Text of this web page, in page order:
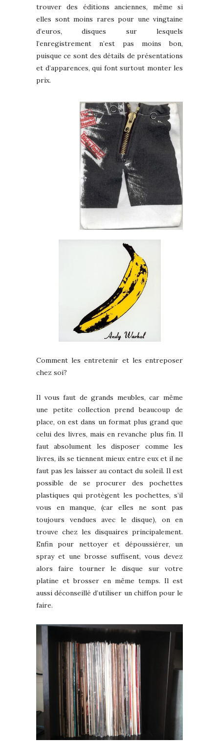
trouver des éditions anciennes, même si
elles sont moins rares pour une vingtaine
d’euros, disques sur lesquels
l’enregistrement n’est pas moins bon,
puisque ce sont des détails de présentations
et d’apparences, qui font surtout monter les
prix.
Comment les entretenir et les entreposer
chez soi?
Il vous faut de grands meubles, car même
une petite collection prend beaucoup de
place, on est dans un format plus grand que
celui des livres, mais en revanche plus fin. Il
faut absolument les disposer comme les
livres, ils se tiennent mieux entre eux et il ne
faut pas les laisser au contact du soleil. Il est
possible de se procurer des pochettes
plastiques qui protègent les pochettes, s’il
vous en manque, (car elles ne sont pas
toujours vendues avec le disque), on en
trouve chez les disquaires principalement.
Enfin pour nettoyer et dépoussiérer, un
spray et une brosse suffisent, vous devez
alors faire tourner le disque sur votre
platine et brosser en même temps. Il est
aussi déconseillé d’utiliser un chiffon pour le
faire.